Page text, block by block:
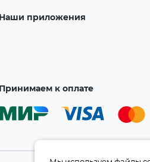
Наши приложения
Принимаем к оплате